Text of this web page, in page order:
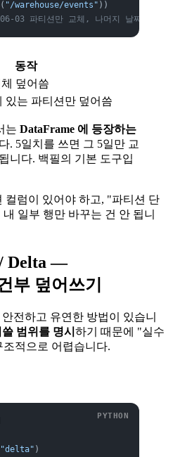
"/warehouse/events" ))
03 파티션만 교체, 나머지 날짜는 그대
동작
덮어씀
있는 파티션만 덮어씀
는 DataFrame 에 등장하는
. 5일치를 쓰면 그 5일만 교
니다. 백필의 기본 도구입
컬럼이 있어야 하고, "파티션 단
일부 행만 바꾸는 건 안 됩니
Delta —
부 덮어쓰기
전하고 유연한 방법이 있습니
범위를 명시 하기 때문에 "실수
적으로 어렵습니다.
"delta" )